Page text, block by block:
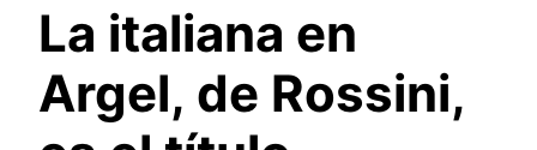
La italiana en
Argel, de Rossini,